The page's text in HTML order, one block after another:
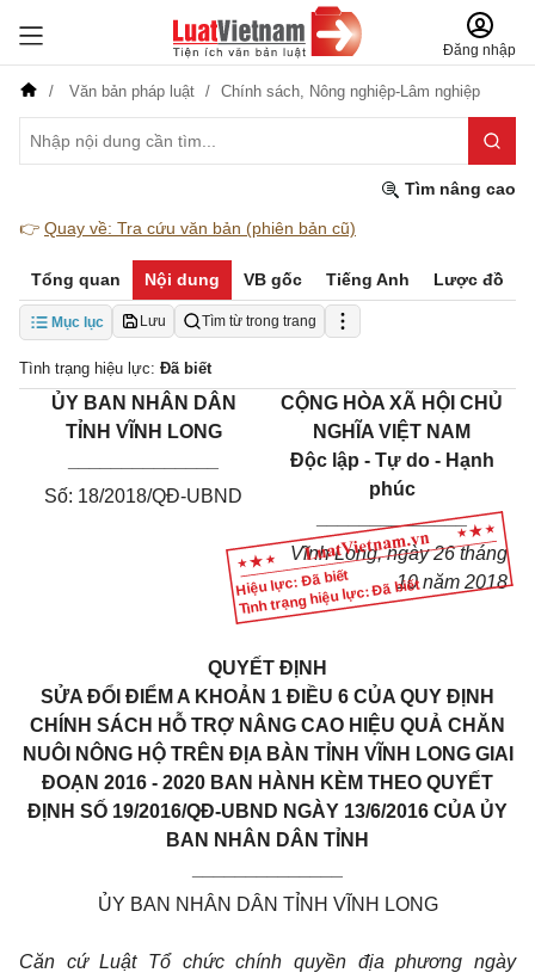
Đăng nhập
Văn bản pháp luật Chính sách, Nông nghiệp-Lâm nghiệp
Tìm nâng cao
👉 Quay về: Tra cứu văn bản (phiên bản cũ)
Tổng quan Nội dung VB gốc Tiếng Anh Lược đồ
Mục lục Lưu Tìm từ trong trang
Tình trạng hiệu lực: Đã biết
Hiệu lực: Đã biết
Tình trạng hiệu lực: Đã biết
ỦY BAN NHÂN DÂN
TỈNH VĨNH LONG
Số: 18/2018/QĐ-UBND
CỘNG HÒA XÃ HỘI CHỦ
NGHĨA VIỆT NAM
Độc lập - Tự do - Hạnh
phúc
______________
Vĩnh Long, ngày 26 tháng
10 năm 2018
QUYẾT ĐỊNH
SỬA ĐỔI ĐIỂM A KHOẢN 1 ĐIỀU 6 CỦA QUY ĐỊNH
CHÍNH SÁCH HỖ TRỢ NÂNG CAO HIỆU QUẢ CHĂN
NUÔI NÔNG HỘ TRÊN ĐỊA BÀN TỈNH VĨNH LONG GIAI
ĐOẠN 2016 - 2020 BAN HÀNH KÈM THEO QUYẾT
ĐỊNH SỐ 19/2016/QĐ-UBND NGÀY 13/6/2016 CỦA ỦY
BAN NHÂN DÂN TỈNH
ỦY BAN NHÂN DÂN TỈNH VĨNH LONG
Căn cứ Luật Tổ chức chính quyền địa phương ngày